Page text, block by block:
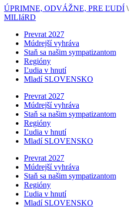
ÚPRIMNE, ODVÁŽNE, PRE ĽUDÍ \
MILIáRD
Prevrat 2027
Múdrejší vyhráva
Staň sa našim sympatizantom
Regióny
Ľudia v hnutí
Mladí SLOVENSKO
Prevrat 2027
Múdrejší vyhráva
Staň sa našim sympatizantom
Regióny
Ľudia v hnutí
Mladí SLOVENSKO
Prevrat 2027
Múdrejší vyhráva
Staň sa našim sympatizantom
Regióny
Ľudia v hnutí
Mladí SLOVENSKO